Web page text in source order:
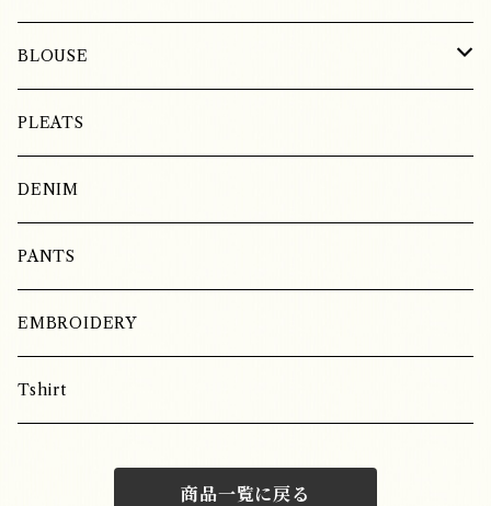
BLOUSE
LINEN
COTTON
SILK
PLEATS
DENIM
PANTS
EMBROIDERY
Tshirt
商品一覧に戻る